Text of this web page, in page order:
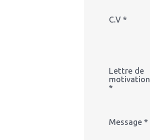
C.V *
Lettre de
motivation
*
Message *